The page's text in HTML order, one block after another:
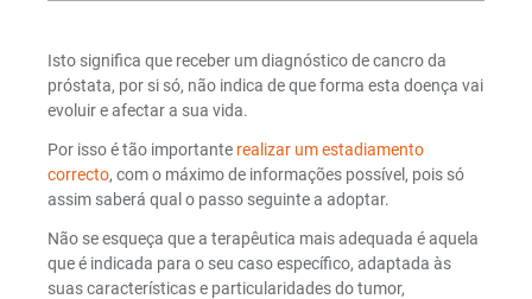
Isto significa que receber um diagnóstico de cancro da
próstata, por si só, não indica de que forma esta doença vai
evoluir e afectar a sua vida.
Por isso é tão importante realizar um estadiamento
correcto, com o máximo de informações possível, pois só
assim saberá qual o passo seguinte a adoptar.
Não se esqueça que a terapêutica mais adequada é aquela
que é indicada para o seu caso específico, adaptada às
suas características e particularidades do tumor,